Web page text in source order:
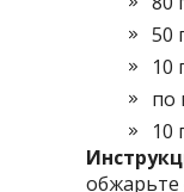
50
10
по
10
обжарьте